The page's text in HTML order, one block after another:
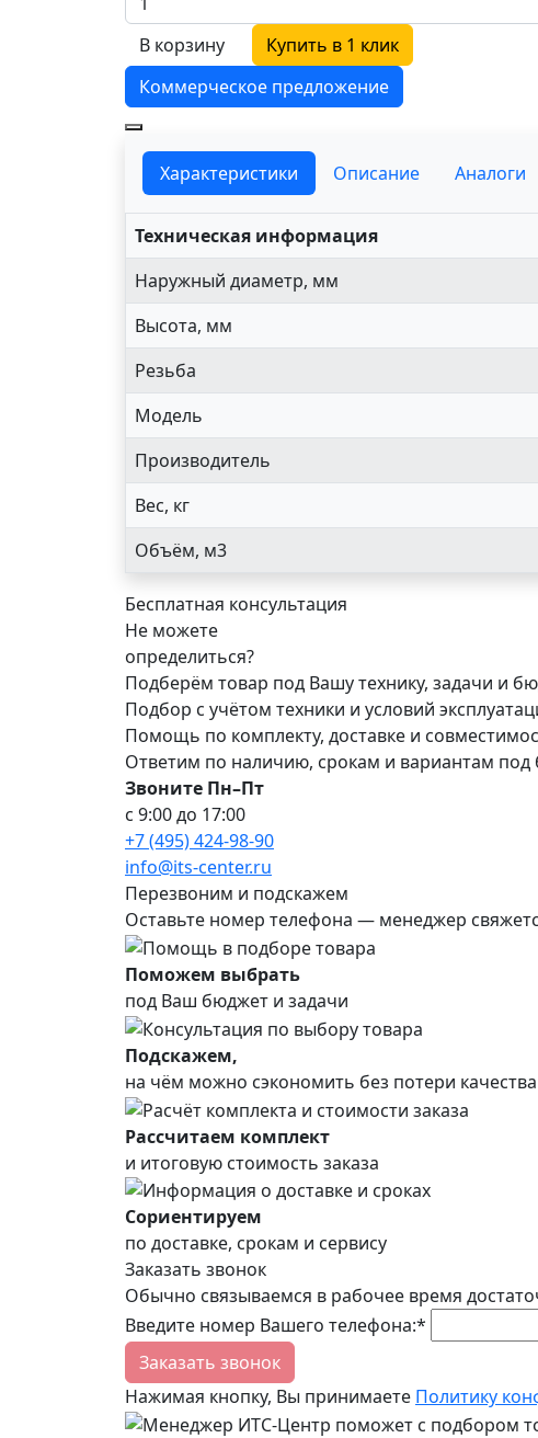
В корзину
Купить в 1 клик
Коммерческое предложение
Характеристики Описание Аналоги
Техническая информация
Наружный диаметр, мм
Высота, мм
Резьба
Модель
Производитель
Вес, кг
Объём, м3
Бесплатная консультация
Не можете
определиться?
Подберём товар под Вашу технику, задачи и
Подбор с учётом техники и условий
Помощь по комплекту, доставке и
Ответим по наличию, срокам и вариантам
Звоните Пн–Пт
с 9:00 до 17:00
+7 (495) 424-98-90
info@its-center.ru
Перезвоним и подскажем
Оставьте номер телефона — менеджер
Поможем выбрать
под Ваш бюджет и задачи
Подскажем,
на чём можно сэкономить без потери качества
Рассчитаем комплект
и итоговую стоимость заказа
Сориентируем
по доставке, срокам и сервису
Заказать звонок
Обычно связываемся в рабочее время
Введите номер Вашего телефона:*
Заказать звонок
Нажимая кнопку, Вы принимаете Политику